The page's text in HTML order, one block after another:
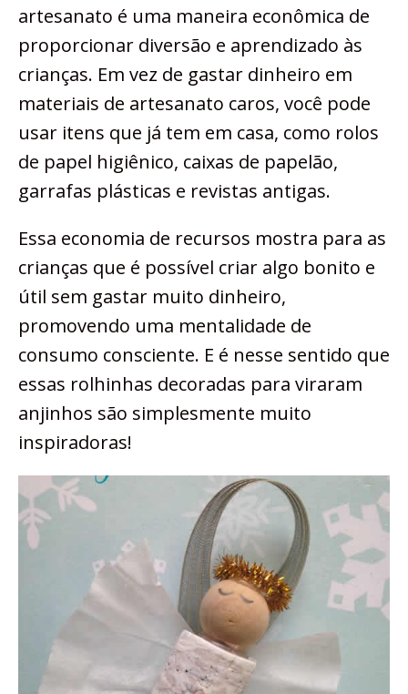
artesanato é uma maneira econômica de
proporcionar diversão e aprendizado às
crianças. Em vez de gastar dinheiro em
materiais de artesanato caros, você pode
usar itens que já tem em casa, como rolos
de papel higiênico, caixas de papelão,
garrafas plásticas e revistas antigas.
Essa economia de recursos mostra para as
crianças que é possível criar algo bonito e
útil sem gastar muito dinheiro,
promovendo uma mentalidade de
consumo consciente. E é nesse sentido que
essas rolhinhas decoradas para viraram
anjinhos são simplesmente muito
inspiradoras!